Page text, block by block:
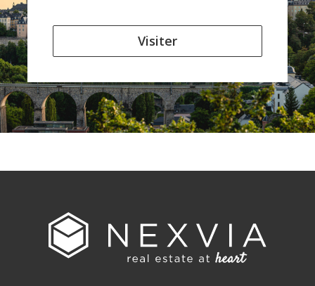
Visiter